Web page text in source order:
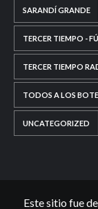
SARANDÍ GRANDE
TERCER TIEMPO -
TERCER TIEMPO
TODOS A LOS
UNCATEGORIZED
Este sitio fue